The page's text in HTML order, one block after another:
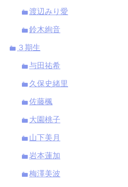
渡辺みり愛
鈴木絢音
３期生
与田祐希
久保史緒里
佐藤楓
大園桃子
山下美月
岩本蓮加
梅澤美波